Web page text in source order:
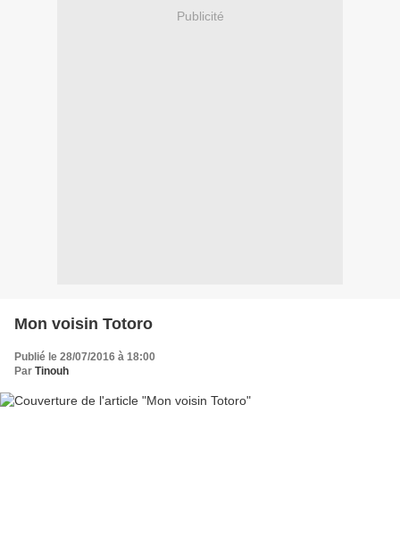
Publicité
Mon voisin Totoro
Publié le 28/07/2016 à 18:00
Par Tinouh